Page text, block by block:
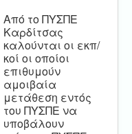
Από το ΠΥΣΠΕ
Καρδίτσας
καλούνται οι εκπ/
κοί οι οποίοι
επιθυμούν
αμοιβαία
μετάθεση εντός
του ΠΥΣΠΕ να
υποβάλουν